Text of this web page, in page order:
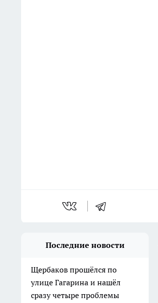
Последние новости
Щербаков прошёлся по
улице Гагарина и нашёл
сразу четыре проблемы